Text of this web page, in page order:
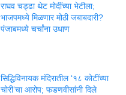
राघव चड्ढा थेट मोदींच्या भेटीला;
भाजपमध्ये मिळणार मोठी जबाबदारी?
पंजाबमध्ये चर्चांना उधाण
सिद्धिविनायक मंदिरातील ‘१८ कोटींच्या
चोरी’चा आरोप; फडणवीसांनी दिले